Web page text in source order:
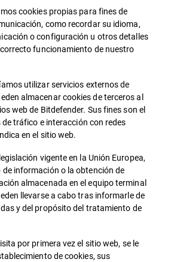
cookies propias para fines de
como recordar su idioma,
o configuración u otros detalles
funcionamiento de nuestro
utilizar servicios externos de
almacenar cookies de terceros al
web de Bitdefender. Sus fines son el
tráfico e interacción con redes
en el sitio web.
vigente en la Unión Europea,
información o la obtención de
almacenada en el equipo terminal
llevarse a cabo tras informarle de
y del propósito del tratamiento de
por primera vez el sitio web, se le
de cookies, sus